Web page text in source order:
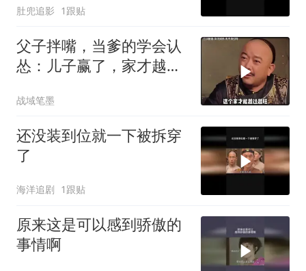
肚兜追影 1跟贴
父子拌嘴，当爹的学会认
怂：儿子赢了，家才越过
战域笔墨
还没装到位就一下被拆穿
了
海洋追剧 1跟贴
原来这是可以感到骄傲的
事情啊